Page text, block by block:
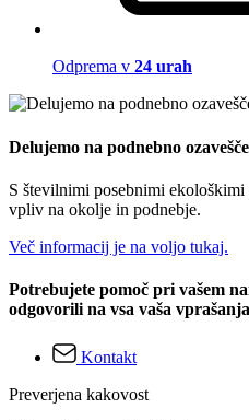
Odprema v 24 urah
Delujemo na podnebno
S številnimi posebnimi
vpliv na okolje in podnebje.
Več informacij je na voljo tukaj.
Potrebujete pomoč pri vašem
odgovorili na vsa vaša
Kontakt
Preverjena kakovost